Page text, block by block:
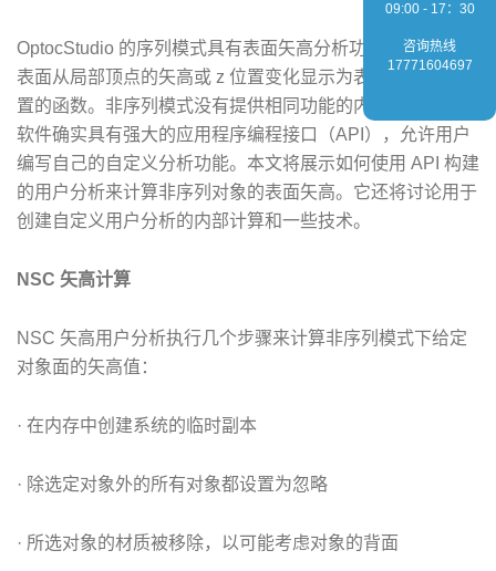
OptocStudio 的序列模式具有表面矢高分析功能，该功能将
表面从局部顶点的矢高或 z 位置变化显示为表面上 x 和 y 位
置的函数。非序列模式没有提供相同功能的内置分析，但该
软件确实具有强大的应用程序编程接口（API），允许用户
编写自己的自定义分析功能。本文将展示如何使用 API 构建
的用户分析来计算非序列对象的表面矢高。它还将讨论用于
创建自定义用户分析的内部计算和一些技术。
NSC 矢高计算
NSC 矢高用户分析执行几个步骤来计算非序列模式下给定
对象面的矢高值：
· 在内存中创建系统的临时副本
· 除选定对象外的所有对象都设置为忽略
· 所选对象的材质被移除，以可能考虑对象的背面
09:00 - 17：30
咨询热线
17771604697